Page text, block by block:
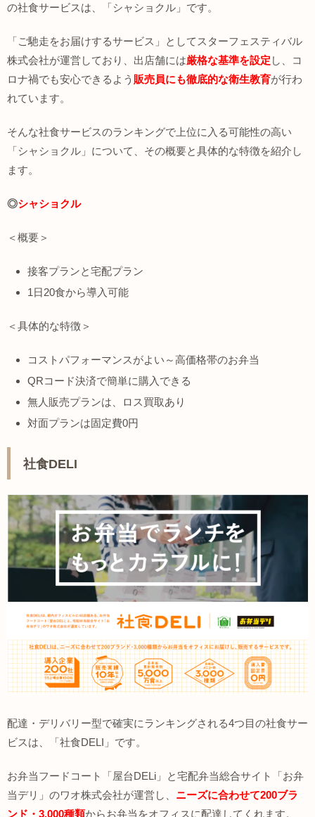
の社食サービスは、「シャショクル」です。
「ご馳走をお届けするサービス」としてスターフェスティバル
株式会社が運営しており、出店舗には厳格な基準を設定 し、コ
ロナ禍でも安心できるよう 販売員にも徹底的な衛生教育が行わ
れています。
そんな社食サービスのランキングで上位に入る可能性の高い
「シャショクル」について、その概要と具体的な特徴を紹介し
ます。
◎シャショクル
＜概要＞
接客プランと宅配プラン
1日20食から導入可能
＜具体的な特徴＞
コストパフォーマンスがよい～高価格帯のお弁当
QRコード決済で簡単に購入できる
無人販売プランは、ロス買取あり
対面プランは固定費0円
社食DELI
配達・デリバリー型で確実にランキングされる4つ目の社食サー
ビスは、「社食DELI」です。
お弁当フードコート「屋台DELi」と宅配弁当総合サイト「お弁
当デリ」のワオ株式会社が運営し、 ニーズに合わせて200ブラ
ンド・3,000種類からお弁当をオフィスに配達してくれます。